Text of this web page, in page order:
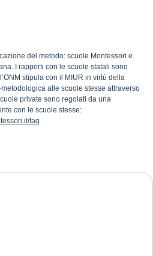
del metodo: scuole Montessori e
I rapporti con le scuole statali sono
stipula con il MIUR in virtù della
alle scuole stesse attraverso
private sono regolati da una
con le scuole stesse:
faq